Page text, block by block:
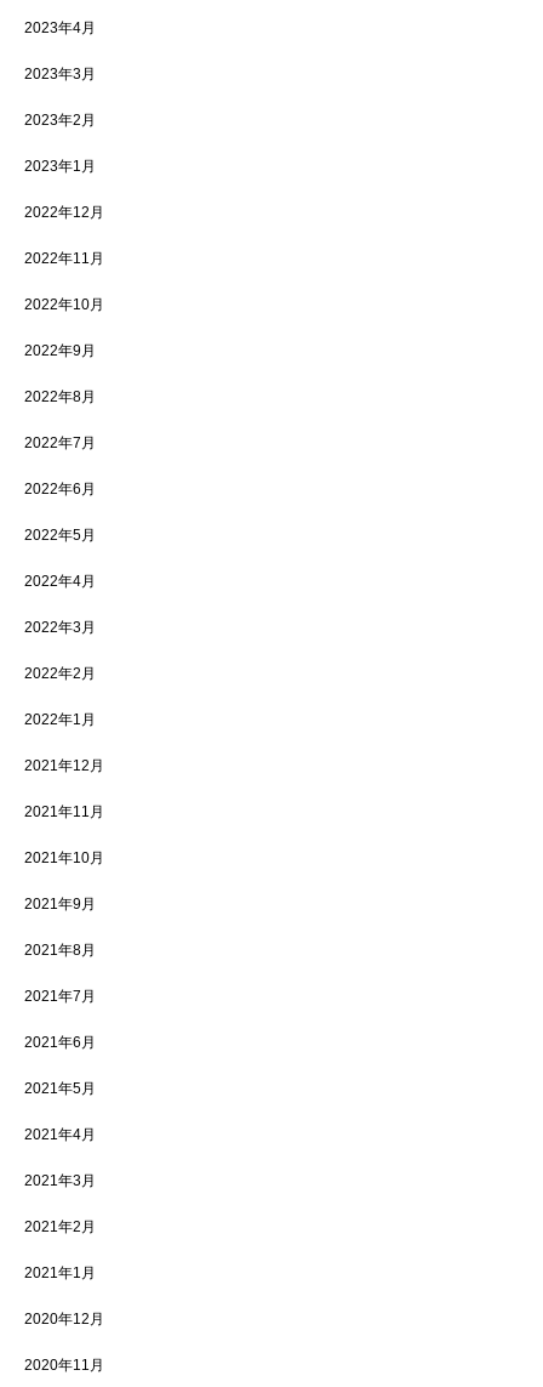
2023年4月
2023年3月
2023年2月
2023年1月
2022年12月
2022年11月
2022年10月
2022年9月
2022年8月
2022年7月
2022年6月
2022年5月
2022年4月
2022年3月
2022年2月
2022年1月
2021年12月
2021年11月
2021年10月
2021年9月
2021年8月
2021年7月
2021年6月
2021年5月
2021年4月
2021年3月
2021年2月
2021年1月
2020年12月
2020年11月